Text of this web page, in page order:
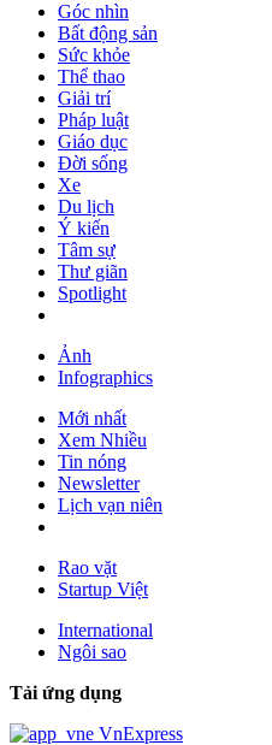
Góc nhìn
Bất động sản
Sức khỏe
Thể thao
Giải trí
Pháp luật
Giáo dục
Đời sống
Xe
Du lịch
Ý kiến
Tâm sự
Thư giãn
Spotlight
Ảnh
Infographics
Mới nhất
Xem Nhiều
Tin nóng
Newsletter
Lịch vạn niên
Rao vặt
Startup Việt
International
Ngôi sao
Tải ứng dụng
VnExpress